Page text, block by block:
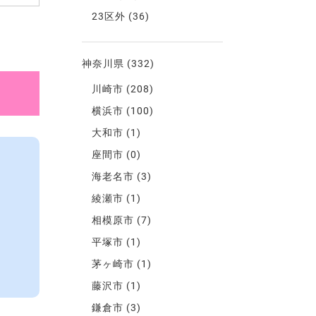
23区外 (36)
神奈川県 (332)
川崎市 (208)
横浜市 (100)
大和市 (1)
座間市 (0)
海老名市 (3)
綾瀬市 (1)
相模原市 (7)
平塚市 (1)
茅ヶ崎市 (1)
藤沢市 (1)
鎌倉市 (3)